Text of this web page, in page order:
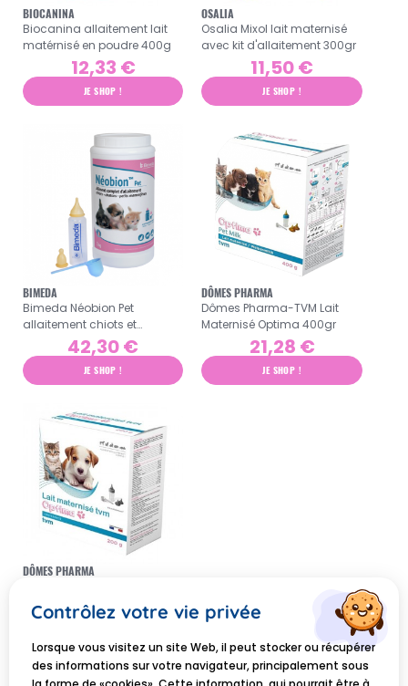
BIOCANINA
Biocanina allaitement lait
matérnisé en poudre 400g
12,33 €
JE SHOP !
OSALIA
Osalia Mixol lait maternisé
avec kit d'allaitement 300gr
11,50 €
JE SHOP !
BIMEDA
Bimeda Néobion Pet
allaitement chiots et
chatons 1kg42,30 €
JE SHOP !
DÔMES PHARMA
Dômes Pharma-TVM Lait
Maternisé Optima 400gr
21,28 €
JE SHOP !
DÔMES PHARMA
Maternisé Optima 200gr
12,24 €
JE SHOP !
Contrôlez votre vie privée
Lorsque vous visitez un site Web, il peut stocker ou récupérer
des informations sur votre navigateur, principalement sous